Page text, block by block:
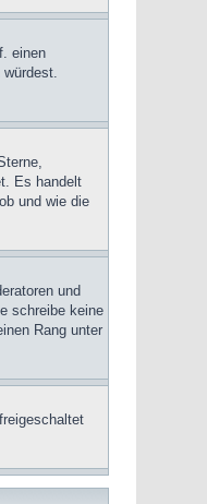
einen
Es handelt
und wie die
und
schreibe keine
Rang unter